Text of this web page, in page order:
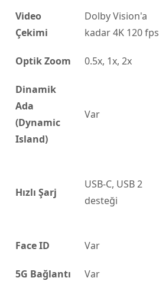
Video
Çekimi
Dolby Vision'a
kadar 4K 120 fps
Optik Zoom 0.5x, 1x, 2x
Dinamik
Ada
(Dynamic
Island)
Var
Hızlı Şarj
USB-C, USB 2
desteği
Face ID Var
5G Bağlantı Var